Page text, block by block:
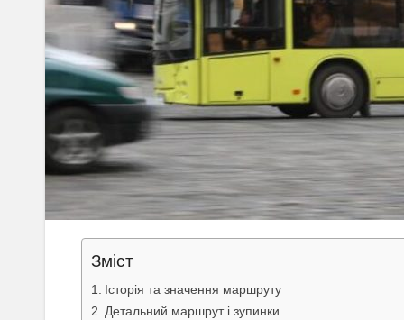
Зміст
Історія та значення маршруту
Детальний маршрут і зупинки